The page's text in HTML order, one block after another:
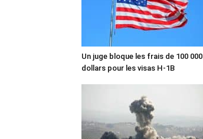
Un juge bloque les frais de 100 000
dollars pour les visas H-1B